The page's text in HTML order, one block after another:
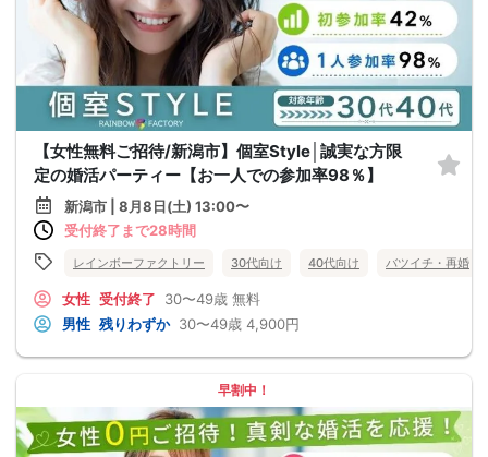
【女性無料ご招待/新潟市】個室Style│誠実な方限
定の婚活パーティー【お一人での参加率98％】
新潟市 | 8月8日(土) 13:00〜
受付終了まで28時間
レインボーファクトリー 30代向け 40代向け バツイチ・再婚
女性 受付終了 30〜49歳 無料
男性 残りわずか 30〜49歳 4,900円
早割中！